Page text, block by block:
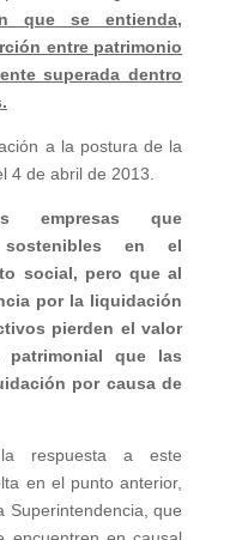
que se entienda,
entre patrimonio
superada dentro
a la postura de la
4 de abril de 2013.
empresas que
sostenibles en el
social, pero que al
por la liquidación
pierden el valor
que las
por causa de
respuesta a este
en el punto anterior,
Superintendencia, que